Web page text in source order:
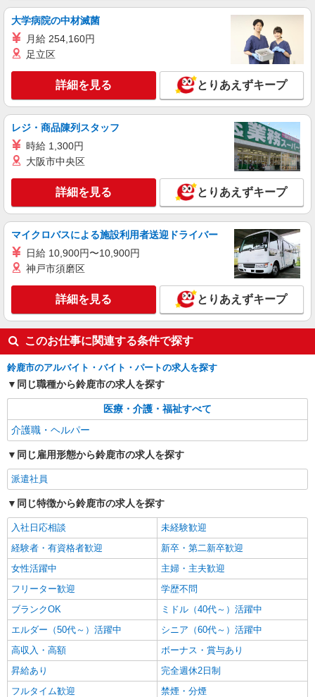
初任者以上：時給1500円〜1875円
詳細を見る
株式会社ニッソーネット名古屋支社
ショートステイの介護士（無資格可）
初任者以上：時給1500円〜1875円 無資格の
詳細を見る
派遣社員
株式会社ニッソーネット名古屋支社
初任者以上：時給1500円〜1875円 無資格の
方：時給1400円〜1750円
三重県鈴鹿市
キープ
大学病院の中材滅菌
月給 254,160円
足立区
詳細を見る とりあえずキープ
レジ・商品陳列スタッフ
時給 1,300円
大阪市中央区
詳細を見る とりあえずキープ
マイクロバスによる施設利用者送迎ドライバー
日給 10,900円〜10,900円
神戸市須磨区
詳細を見る とりあえずキープ
このお仕事に関連する条件で探す
鈴鹿市のアルバイト・バイト・パートの求人を探す
同じ職種から鈴鹿市の求人を探す
医療・介護・福祉すべて
介護職・ヘルパー
同じ雇用形態から鈴鹿市の求人を探す
派遣社員
同じ特徴から鈴鹿市の求人を探す
入社日応相談
未経験歓迎
経験者・有資格者歓迎
新卒・第二新卒歓迎
女性活躍中
主婦・主夫歓迎
フリーター歓迎
学歴不問
ブランクOK
ミドル（40代～）活躍中
エルダー（50代～）活躍中
シニア（60代～）活躍中
高収入・高額
ボーナス・賞与あり
昇給あり
完全週休2日制
フルタイム歓迎
禁煙・分煙